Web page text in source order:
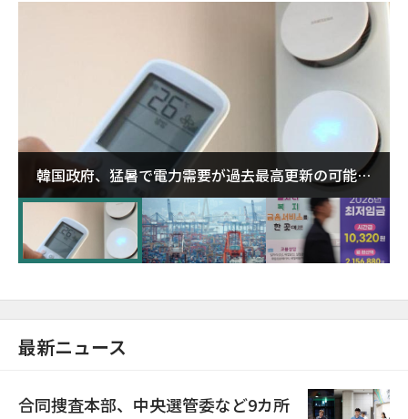
韓国政府、猛暑で電力需要が過去最高更新の可能性
に需給対応体制を点検
最新ニュース
合同捜査本部、中央選管委など9カ所